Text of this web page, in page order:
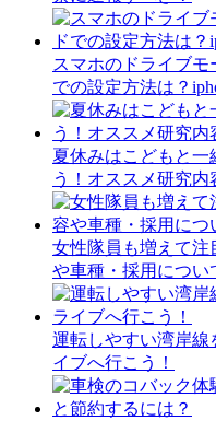
スマホのドライブ
での設定方法は？
夏休みはこどもと一
う！オススメ研究内
女性隊員も増えて注
や車種・採用につい
運転しやすい湾岸線
イブへ行こう！